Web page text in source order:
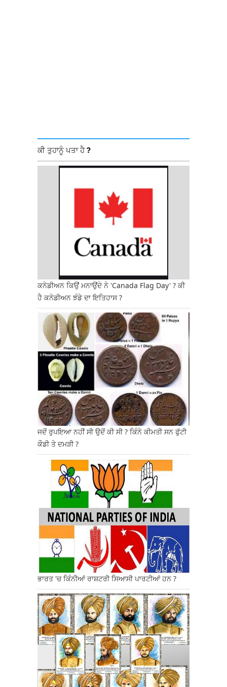
ਕੀ ਤੁਹਾਨੂੰ ਪਤਾ ਹੈ ?
ਕਨੇਡੀਅਨ ਕਿਉਂ ਮਨਾਉਂਦੇ ਨੇ 'Canada Flag Day' ? ਕੀ
ਹੈ ਕਨੇਡੀਅਨ ਝੰਡੇ ਦਾ ਇਤਿਹਾਸ ?
ਜਦੋਂ ਰੁਪਇਆ ਨਹੀਂ ਸੀ ਉਦੋਂ ਕੀ ਸੀ ? ਕਿੰਨੇ ਕੀਮਤੀ ਸਨ ਫੁੱਟੀ
ਕੌਡੀ ਤੇ ਦਮੜੀ ?
ਭਾਰਤ 'ਚ ਕਿੰਨੀਆਂ ਰਾਸ਼ਟਰੀ ਸਿਆਸੀ ਪਾਰਟੀਆਂ ਹਨ ?